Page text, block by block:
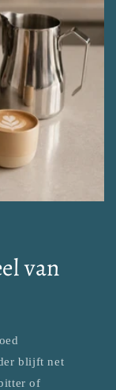
van
blijft net
of